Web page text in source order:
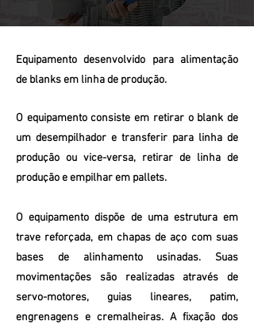
Equipamento desenvolvido para alimentação
de blanks em linha de produção.
O equipamento consiste em retirar o blank de
um desempilhador e transferir para linha de
produção ou vice-versa, retirar de linha de
produção e empilhar em pallets.
O equipamento dispõe de uma estrutura em
trave reforçada, em chapas de aço com suas
bases de alinhamento usinadas. Suas
movimentações são realizadas através de
servo-motores, guias lineares, patim,
engrenagens e cremalheiras. A fixação dos